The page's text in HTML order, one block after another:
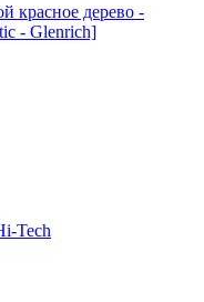
красное дерево -
- Glenrich]
Tech